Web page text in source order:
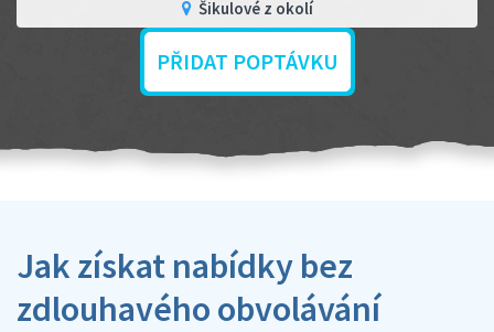
Šikulové z okolí
PŘIDAT POPTÁVKU
Jak získat nabídky bez
zdlouhavého obvolávání